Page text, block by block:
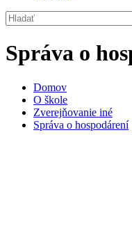
Správa o
Domov
O škole
Zverejňovanie iné
Správa o hospodárení